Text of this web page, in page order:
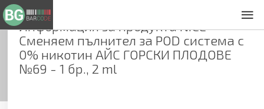
Информация за продуктаNICE
Сменяем пълнител за POD система с
0% никотин АЙС ГОРСКИ ПЛОДОВЕ
№69 - 1 бр., 2 ml
Общи условия
Декларация за проверителност
Заснемане на продукти